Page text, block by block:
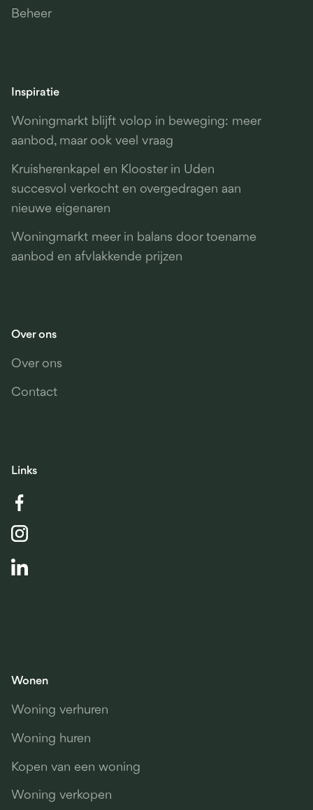
Beheer
Inspiratie
Woningmarkt blijft volop in beweging: meer
aanbod, maar ook veel vraag
Kruisherenkapel en Klooster in Uden
succesvol verkocht en overgedragen aan
nieuwe eigenaren
Woningmarkt meer in balans door toename
aanbod en afvlakkende prijzen
Over ons
Over ons
Contact
Links
Wonen
Woning verhuren
Woning huren
Kopen van een woning
Woning verkopen